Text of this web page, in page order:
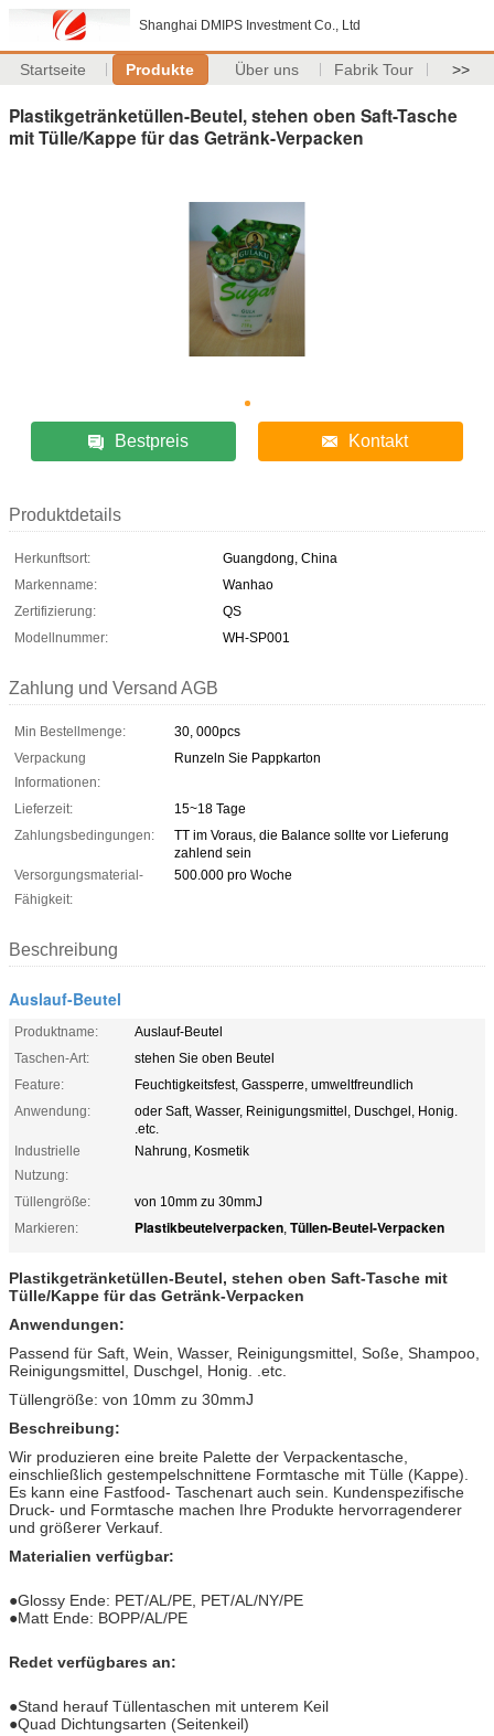
Shanghai DMIPS Investment Co., Ltd
Startseite Produkte Über uns Fabrik Tour >>
Plastikgetränketüllen-Beutel, stehen oben Saft-Tasche
mit Tülle/Kappe für das Getränk-Verpacken
Bestpreis Kontakt
Produktdetails
Herkunftsort:
Guangdong, China
Markenname:
Wanhao
Zertifizierung:
QS
Modellnummer:
WH-SP001
Zahlung und Versand AGB
Min Bestellmenge:
30, 000pcs
Verpackung
Informationen:
Runzeln Sie Pappkarton
Lieferzeit:
15~18 Tage
Zahlungsbedingungen:
TT im Voraus, die Balance sollte vor Lieferung
zahlend sein
Versorgungsmaterial-
Fähigkeit:
500.000 pro Woche
Beschreibung
Auslauf-Beutel
Produktname:
Auslauf-Beutel
Taschen-Art:
stehen Sie oben Beutel
Feature:
Feuchtigkeitsfest, Gassperre, umweltfreundlich
Anwendung:
oder Saft, Wasser, Reinigungsmittel, Duschgel, Honig.
.etc.
Industrielle
Nutzung:
Nahrung, Kosmetik
Tüllengröße:
von 10mm zu 30mmJ
Markieren:
Plastikbeutelverpacken, Tüllen-Beutel-Verpacken
Plastikgetränketüllen-Beutel, stehen oben Saft-Tasche mit
Tülle/Kappe für das Getränk-Verpacken
Anwendungen:
Passend für Saft, Wein, Wasser, Reinigungsmittel, Soße, Shampoo,
Reinigungsmittel, Duschgel, Honig. .etc.
Tüllengröße: von 10mm zu 30mmJ
Beschreibung:
Wir produzieren eine breite Palette der Verpackentasche,
einschließlich gestempelschnittene Formtasche mit Tülle (Kappe).
Es kann eine Fastfood- Taschenart auch sein. Kundenspezifische
Druck- und Formtasche machen Ihre Produkte hervorragenderer
und größerer Verkauf.
Materialien verfügbar:
●Glossy Ende: PET/AL/PE, PET/AL/NY/PE
●Matt Ende: BOPP/AL/PE
Redet verfügbares an:
●Stand herauf Tüllentaschen mit unterem Keil
●Quad Dichtungsarten (Seitenkeil)